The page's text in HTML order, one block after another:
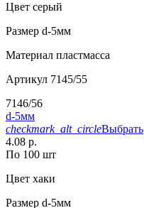
Цвет серый
Размер d-5мм
Материал пластмасса
Артикул 7145/55
7146/56
d-5мм
checkmark_alt_circleВыбрать
4.08 р.
По 100 шт
Цвет хаки
Размер d-5мм